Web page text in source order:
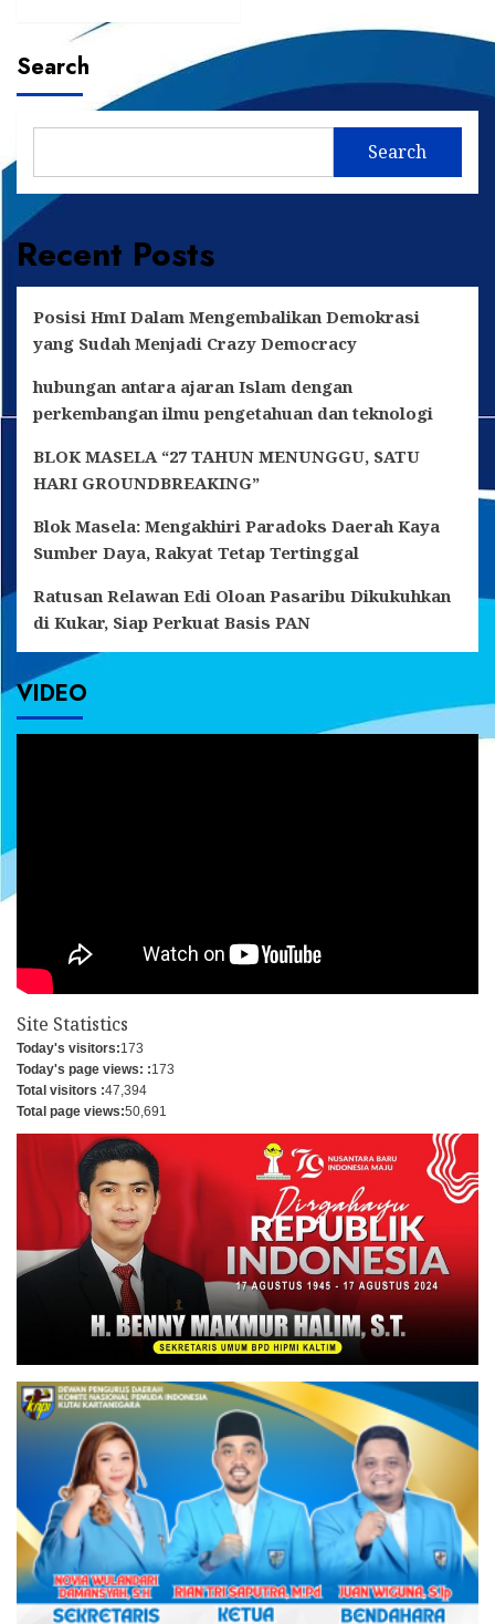
Fahlevi
Resmi
Anggota
Kalimantan
Timur
Periode
2029
Search
Search
Recent Posts
Posisi HmI Dalam Mengembalikan Demokrasi
yang Sudah Menjadi Crazy Democracy
hubungan antara ajaran Islam dengan
perkembangan ilmu pengetahuan dan teknologi
BLOK MASELA “27 TAHUN MENUNGGU, SATU
HARI GROUNDBREAKING”
Blok Masela: Mengakhiri Paradoks Daerah Kaya
Sumber Daya, Rakyat Tetap Tertinggal
Ratusan Relawan Edi Oloan Pasaribu Dikukuhkan
di Kukar, Siap Perkuat Basis PAN
VIDEO
Site Statistics
Today's visitors:173
Today's page views: :173
Total visitors :47,394
Total page views:50,691